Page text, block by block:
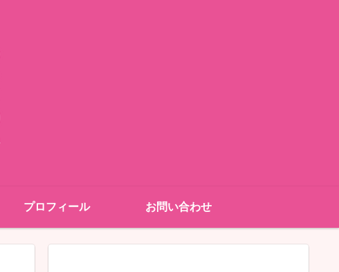
プロフィール お問い合わせ